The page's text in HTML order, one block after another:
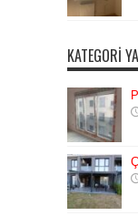
KATEGORI